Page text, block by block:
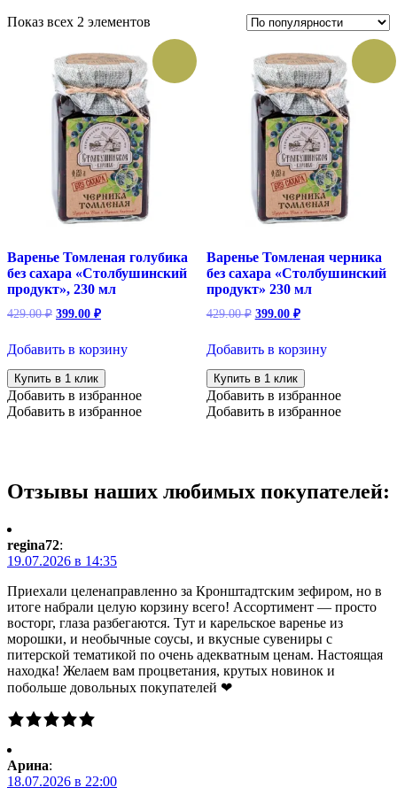
Показ всех 2 элементов
Варенье Томленая голубика
без сахара «Столбушинский
продукт», 230 мл
429.00₽ Первоначальная
429.00 ₽.
399.00 ₽Текущая
Добавить в корзину
Купить в 1 клик
Добавить в избранное
Добавить в избранное
Варенье Томленая черника
без сахара «Столбушинский
продукт» 230 мл
429.00₽ Первоначальная
429.00 ₽.
399.00 ₽Текущая
Добавить в корзину
Купить в 1 клик
Добавить в избранное
Добавить в избранное
Отзывы наших любимых покупателей:
regina72:
19.07.2026 в 14:35
Приехали целенаправленно за Кронштадтским зефиром, но в
итоге набрали целую корзину всего! Ассортимент — просто
восторг, глаза разбегаются. Тут и карельское варенье из
морошки, и необычные соусы, и вкусные сувениры с
питерской тематикой по очень адекватным ценам. Настоящая
находка! Желаем вам процветания, крутых новинок и
побольше довольных покупателей ❤
Арина:
18.07.2026 в 22:00